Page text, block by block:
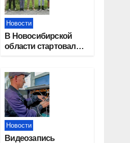
Новости
В Новосибирской
области стартовал
Новости
Видеозапись